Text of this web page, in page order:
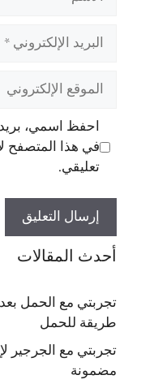
البريد
الإلكتروني
الموقع
الإلكتروني
احفظ اسمي،
في هذا المتصفح
تعليقي.
أحدث المقالات
تجربتي مع الحمل بعد
طريقة للحمل
تجربتي مع الجرجير
مضمونة